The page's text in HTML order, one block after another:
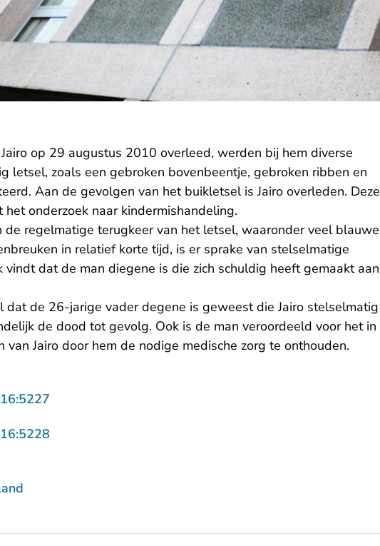
op 29 augustus 2010 overleed, werden bij hem diverse
letsel, zoals een gebroken bovenbeentje, gebroken ribben en
Aan de gevolgen van het buikletsel is Jairo overleden. Deze
onderzoek naar kindermishandeling.
de regelmatige terugkeer van het letsel, waaronder veel blauwe
in relatief korte tijd, is er sprake van stelselmatige
vindt dat de man diegene is die zich schuldig heeft gemaakt aan
dat de 26-jarige vader degene is geweest die Jairo stelselmatig
de dood tot gevolg. Ook is de man veroordeeld voor het in
Jairo door hem de nodige medische zorg te onthouden.